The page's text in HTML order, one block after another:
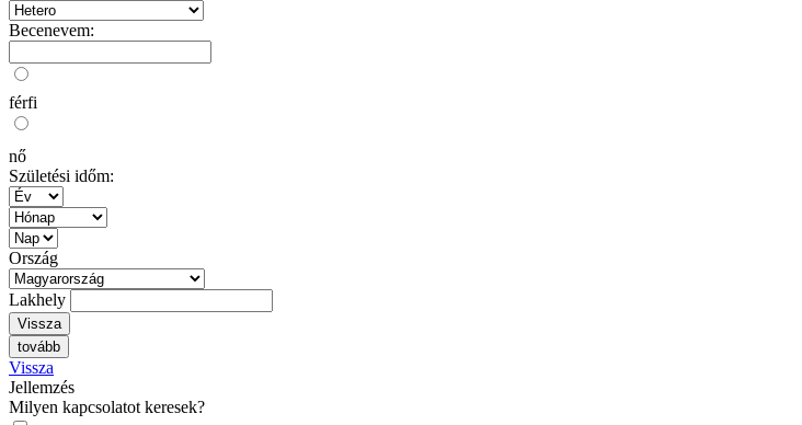
Becenevem:
férfi
nő
Születési időm:
Ország
Lakhely
Vissza
tovább
Vissza
Jellemzés
Milyen kapcsolatot keresek?